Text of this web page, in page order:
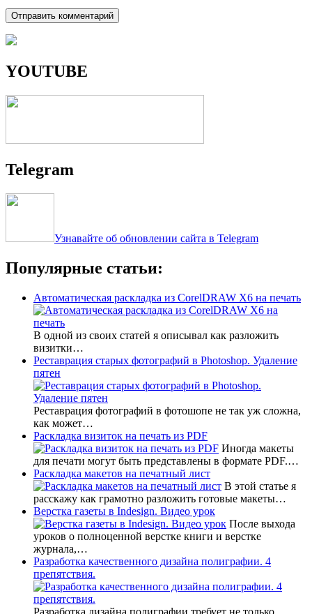
YOUTUBE
Telegram
Узнавайте об обновлении сайта в Telegram
Популярные статьи:
Автоматическая раскладка из CorelDRAW X6 на печать
В одной из своих статей я описывал как разложить
визитки…
Реставрация старых фотографий в Photoshop. Удаление
пятен
Реставрация фотографий в фотошопе не так уж сложна,
как может…
Раскладка визиток на печать из PDF
Иногда макеты
для печати могут быть представлены в формате PDF.…
Раскладка макетов на печатный лист
В этой статье я
расскажу как грамотно разложить готовые макеты…
Верстка газеты в Indesign. Видео урок
После выхода
уроков о полноценной верстке книги и верстке
журнала,…
Разработка качественного дизайна полиграфии. 4
препятствия.
Разработка дизайна полиграфии требует не только